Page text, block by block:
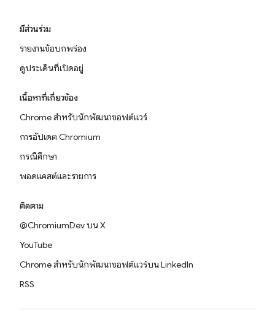
มีส่วนร่วม
รายงานข้อบกพร่อง
ดูประเด็นที่เปิดอยู่
เนื้อหาที่เกี่ยวข้อง
Chrome สำหรับนักพัฒนาซอฟต์แวร์
การอัปเดต Chromium
กรณีศึกษา
พอดแคสต์และรายการ
ติดตาม
@ChromiumDev บน X
YouTube
Chrome สำหรับนักพัฒนาซอฟต์แวร์บน LinkedIn
RSS